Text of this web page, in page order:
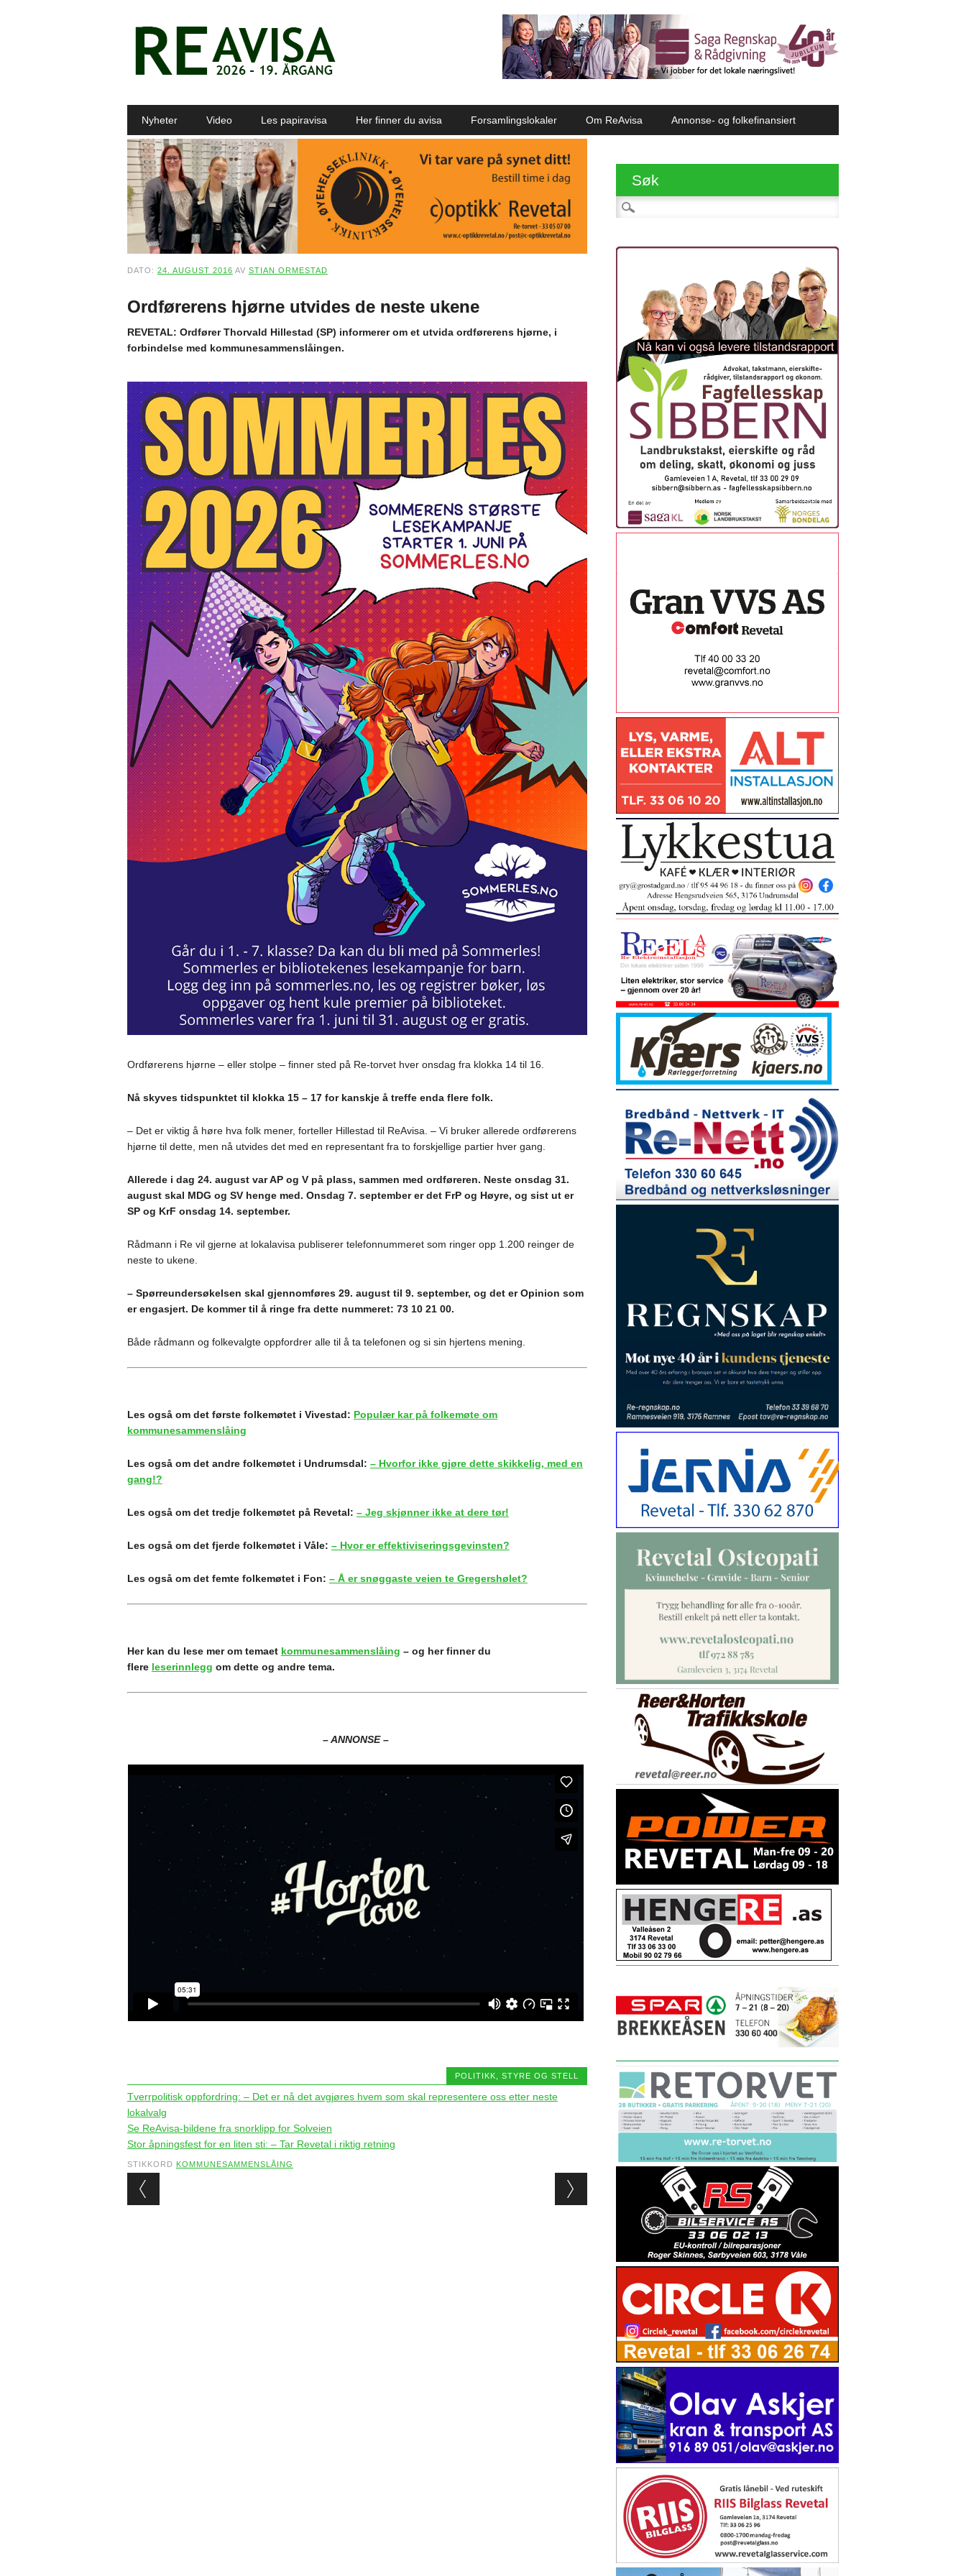
Main menu
Nyheter Video Les papiravisa Her finner du avisa Forsamlingslokaler Om ReAvisa Annonse- og folkefinansiert
DATO: 24. AUGUST 2016 AV STIAN ORMESTAD
Ordførerens hjørne utvides de neste ukene
REVETAL: Ordfører Thorvald Hillestad (SP) informerer om et utvida ordførerens hjørne, i
forbindelse med kommunesammenslåingen.
Ordførerens hjørne – eller stolpe – finner sted på Re-torvet hver onsdag fra klokka 14 til 16.
Nå skyves tidspunktet til klokka 15 – 17 for kanskje å treffe enda flere folk.
– Det er viktig å høre hva folk mener, forteller Hillestad til ReAvisa. – Vi bruker allerede ordførerens
hjørne til dette, men nå utvides det med en representant fra to forskjellige partier hver gang.
Allerede i dag 24. august var AP og V på plass, sammen med ordføreren. Neste onsdag 31.
august skal MDG og SV henge med. Onsdag 7. september er det FrP og Høyre, og sist ut er
SP og KrF onsdag 14. september.
Rådmann i Re vil gjerne at lokalavisa publiserer telefonnummeret som ringer opp 1.200 reinger de
neste to ukene.
– Spørreundersøkelsen skal gjennomføres 29. august til 9. september, og det er Opinion som
er engasjert. De kommer til å ringe fra dette nummeret: 73 10 21 00.
Både rådmann og folkevalgte oppfordrer alle til å ta telefonen og si sin hjertens mening.
Les også om det første folkemøtet i Vivestad: Populær kar på folkemøte om
kommunesammenslåing
Les også om det andre folkemøtet i Undrumsdal: – Hvorfor ikke gjøre dette skikkelig, med en
gang!?
Les også om det tredje folkemøtet på Revetal: – Jeg skjønner ikke at dere tør!
Les også om det fjerde folkemøtet i Våle: – Hvor er effektiviseringsgevinsten?
Les også om det femte folkemøtet i Fon: – Å er snøggaste veien te Gregershølet?
Her kan du lese mer om temaet kommunesammenslåing – og her finner du
flere leserinnlegg om dette og andre tema.
– ANNONSE –
POLITIKK, STYRE OG STELL
Tverrpolitisk oppfordring: – Det er nå det avgjøres hvem som skal representere oss etter neste
lokalvalg
Se ReAvisa-bildene fra snorklipp for Solveien
Stor åpningsfest for en liten sti: – Tar Revetal i riktig retning
STIKKORD KOMMUNESAMMENSLÅING
Post navigation
Søk
Søk etter: